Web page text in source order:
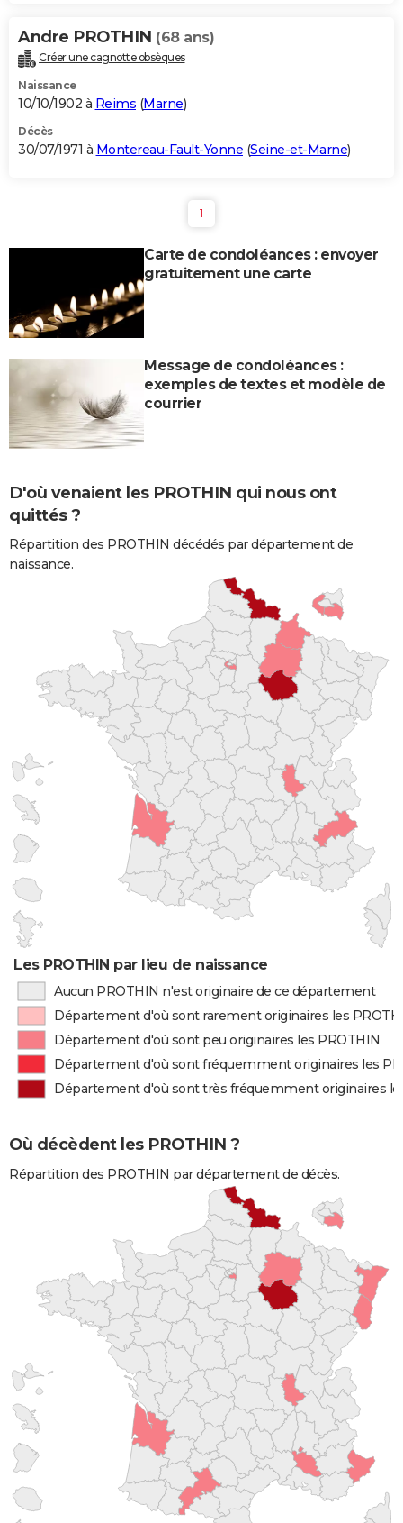
Andre PROTHIN (68 ans)
Créer une cagnotte obsèques
Naissance
10/10/1902 à Reims (Marne)
Décès
30/07/1971 à Montereau-Fault-Yonne (Seine-et-Marne)
1
Carte de condoléances : envoyer
gratuitement une carte
Message de condoléances :
exemples de textes et modèle de
courrier
D'où venaient les PROTHIN qui nous ont
quittés ?
Répartition des PROTHIN décédés par département de
naissance.
Les PROTHIN par lieu de naissance
Aucun PROTHIN n'est originaire de ce département
Département d'où sont rarement originaires les
Département d'où sont peu originaires les PROTHIN
Département d'où sont fréquemment originaires les
Département d'où sont très fréquemment originaires
Où décèdent les PROTHIN ?
Répartition des PROTHIN par département de décès.